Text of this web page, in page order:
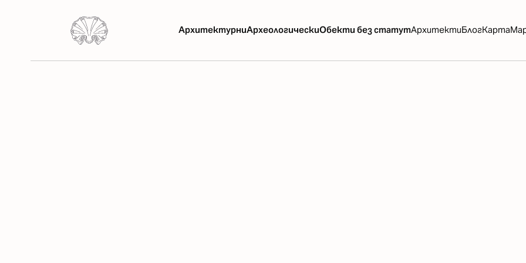
АрхитектурниАрхеологическиОбекти без статутАрхитектиБлогКарта